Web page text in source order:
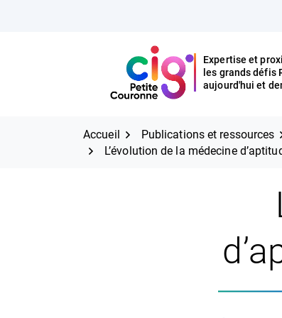
CIG Petite Couronne
Expertise et
les grands défis
aujourd'hui et
CIG Petite Couronne
Expertise et proximité pour
les grands défis RH,
aujourd'hui et demain.
Accueil Publications et ressources
L’évolution de la médecine